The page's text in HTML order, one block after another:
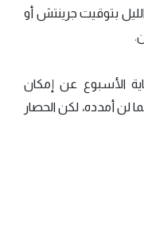
الليل بتوقيت جرينتش أو
الأسبوع عن إمكان
لن أمدده، لكن الحصار